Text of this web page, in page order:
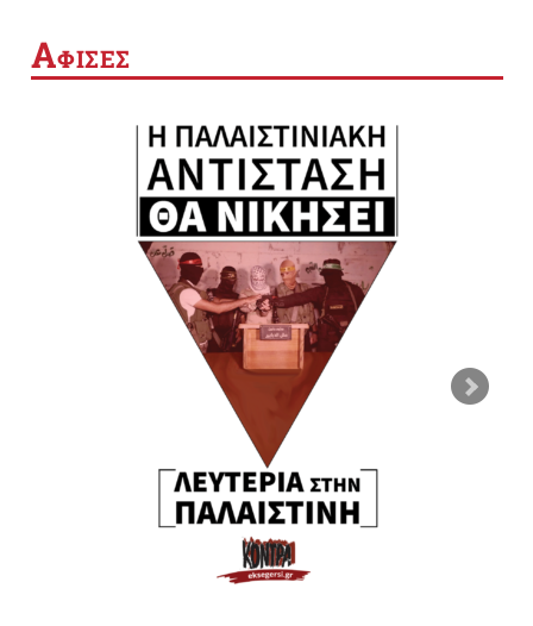
ΑΦΙΣΕΣ